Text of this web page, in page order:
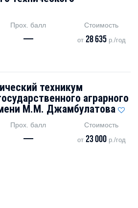
Прох. балл
—
Стоимость
от 28 635р./год
техникум
аграрного
М.М. Джамбулатова
Прох. балл
—
Стоимость
от 23 000р./год